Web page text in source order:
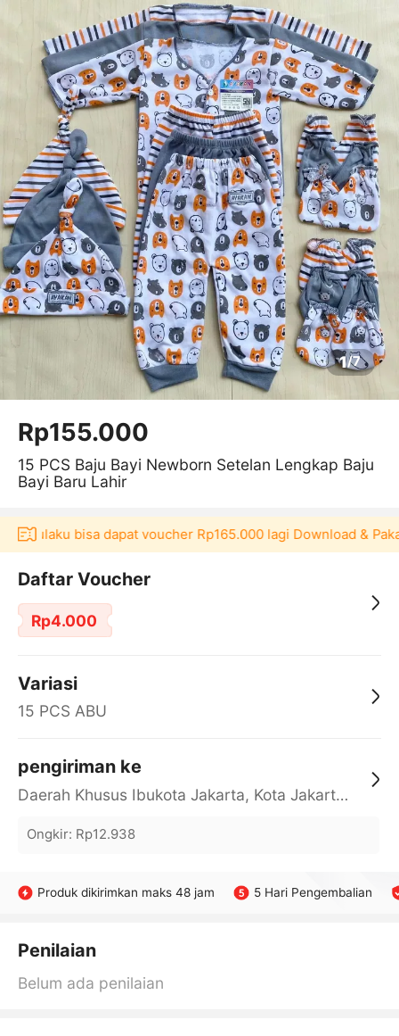
1/7
Rp155.000
15 PCS Baju Bayi Newborn Setelan Lengkap Baju
Bayi Baru Lahir
bisa dapat voucher Rp165.000 lagi Download & Pakai
Daftar Voucher
Rp4.000
Variasi
15 PCS ABU
pengiriman ke
Daerah Khusus Ibukota Jakarta, Kota Jakarta Barat, Cengkareng, yy
Ongkir: Rp12.938
Produk dikirimkan maks 48 jam 5 Hari Pengembalian
Penilaian
Belum ada penilaian